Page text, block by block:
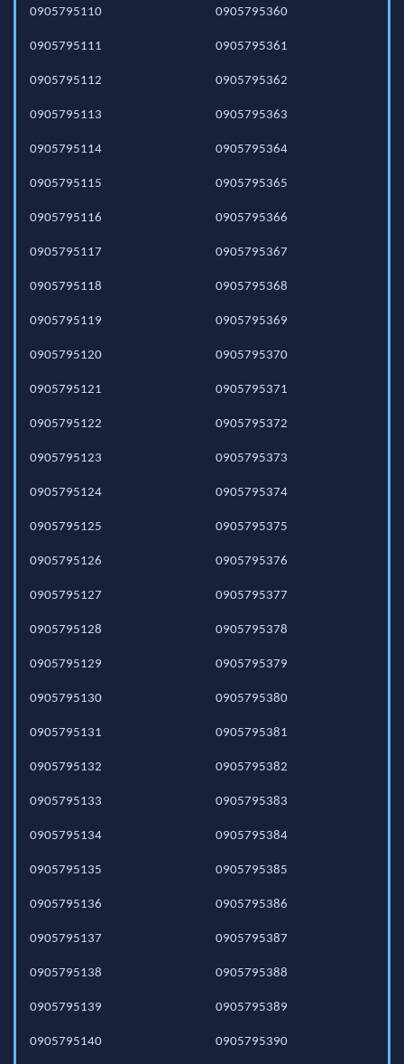
0905795110
0905795111
0905795112
0905795113
0905795114
0905795115
0905795116
0905795117
0905795118
0905795119
0905795120
0905795121
0905795122
0905795123
0905795124
0905795125
0905795126
0905795127
0905795128
0905795129
0905795130
0905795131
0905795132
0905795133
0905795134
0905795135
0905795136
0905795137
0905795138
0905795139
0905795140
0905795360
0905795361
0905795362
0905795363
0905795364
0905795365
0905795366
0905795367
0905795368
0905795369
0905795370
0905795371
0905795372
0905795373
0905795374
0905795375
0905795376
0905795377
0905795378
0905795379
0905795380
0905795381
0905795382
0905795383
0905795384
0905795385
0905795386
0905795387
0905795388
0905795389
0905795390